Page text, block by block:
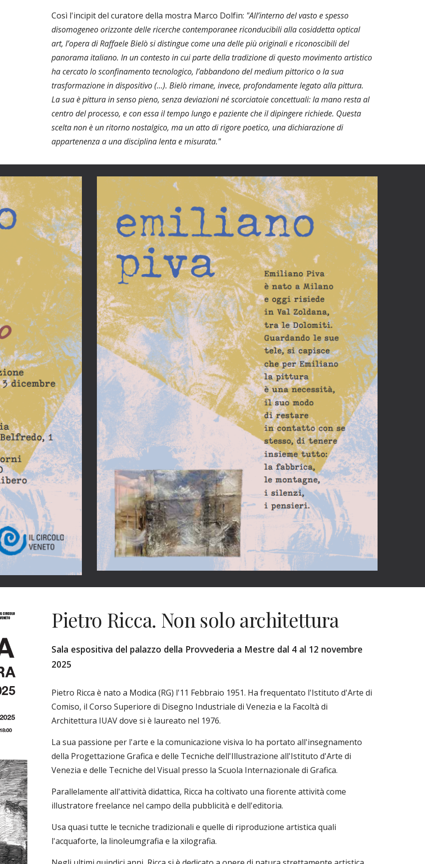
Così l'incipit del curatore della mostra Marco Dolfin: "All’interno del vasto e spesso
disomogeneo orizzonte delle ricerche contemporanee riconducibili alla cosiddetta optical
art, l’opera di Raffaele Bielò si distingue come una delle più originali e riconoscibili del
panorama italiano. In un contesto in cui parte della tradizione di questo movimento artistico
ha cercato lo sconfinamento tecnologico, l’abbandono del medium pittorico o la sua
trasformazione in dispositivo (...). Bielò rimane, invece, profondamente legato alla pittura.
La sua è pittura in senso pieno, senza deviazioni né scorciatoie concettuali: la mano resta al
centro del processo, e con essa il tempo lungo e paziente che il dipingere richiede. Questa
scelta non è un ritorno nostalgico, ma un atto di rigore poetico, una dichiarazione di
appartenenza a una disciplina lenta e misurata."
Pietro Ricca. Non solo architettura
Sala espositiva del palazzo della Provvederia a Mestre dal 4 al 12 novembre
2025
Pietro Ricca è nato a Modica (RG) l'11 Febbraio 1951. Ha frequentato l'Istituto d'Arte di
Comiso, il Corso Superiore di Disegno Industriale di Venezia e la Facoltà di
Architettura IUAV dove si è laureato nel 1976.
La sua passione per l'arte e la comunicazione visiva lo ha portato all'insegnamento
della Progettazione Grafica e delle Tecniche dell'Illustrazione all'Istituto d'Arte di
Venezia e delle Tecniche del Visual presso la Scuola Internazionale di Grafica.
Parallelamente all'attività didattica, Ricca ha coltivato una fiorente attività come
illustratore freelance nel campo della pubblicità e dell'editoria.
Usa quasi tutte le tecniche tradizionali e quelle di riproduzione artistica quali
l'acquaforte, la linoleumgrafia e la xilografia.